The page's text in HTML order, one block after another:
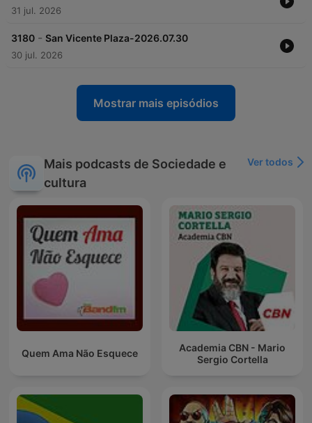
31 jul. 2026
3180 - San Vicente Plaza-2026.07.30
30 jul. 2026
Mostrar mais episódios
Mais podcasts de Sociedade e
cultura
Ver todos
Quem Ama Não Esquece
Academia CBN - Mario
Sergio Cortella